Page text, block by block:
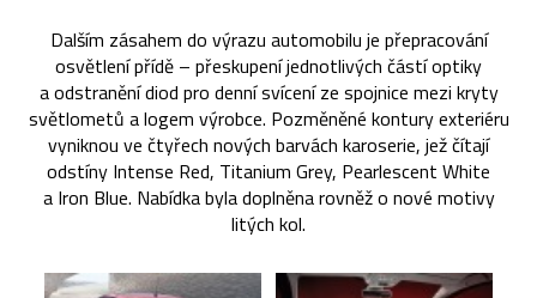
Dalším zásahem do výrazu automobilu je přepracování
osvětlení přídě – přeskupení jednotlivých částí optiky
a odstranění diod pro denní svícení ze spojnice mezi kryty
světlometů a logem výrobce. Pozměněné kontury exteriéru
vyniknou ve čtyřech nových barvách karoserie, jež čítají
odstíny Intense Red, Titanium Grey, Pearlescent White
a Iron Blue. Nabídka byla doplněna rovněž o nové motivy
litých kol.